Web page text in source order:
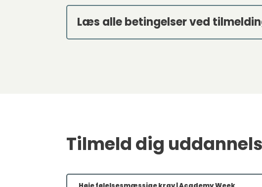
Læs alle betingelser ved
Tilmeld dig